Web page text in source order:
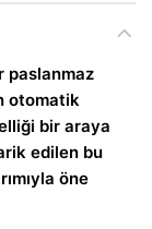
paslanmaz
otomatik
bir araya
edilen bu
öne